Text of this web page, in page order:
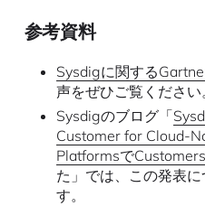
参考資料
Sysdigに関する
声をぜひご覧ください
Sysdigのブログ「
Customer for Cloud-
Platformsで
た」では、この発表
す。